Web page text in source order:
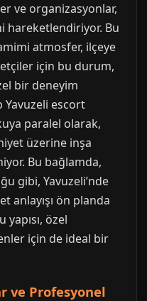
ve organizasyonlar,
hareketlendiriyor. Bu
atmosfer, ilçeye
için bu durum,
bir deneyim
Yavuzeli escort
paralel olarak,
üzerine inşa
Bu bağlamda,
gibi, Yavuzeli’nde
anlayışı ön planda
özel
için de ideal bir
ve Profesyonel